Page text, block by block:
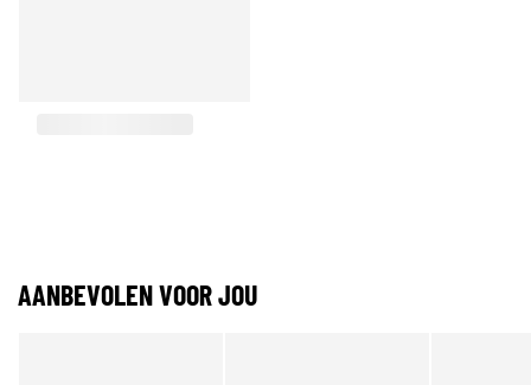
AANBEVOLEN VOOR JOU